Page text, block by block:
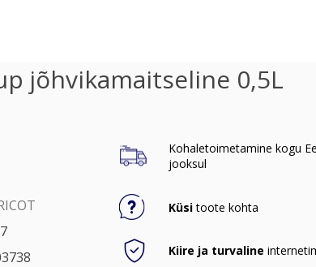
jõhvikamaitseline 0,5L
Kohaletoimetamine kogu
jooksul
Küsitoote kohta
Kiire ja turvaline